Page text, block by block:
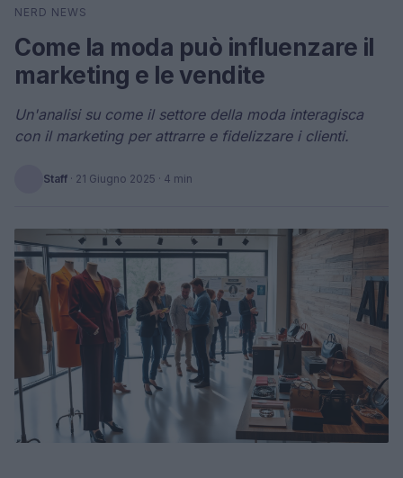
Cerca
NERD NEWS
Come la moda può influenzare il
marketing e le vendite
Un'analisi su come il settore della moda interagisca
con il marketing per attrarre e fidelizzare i clienti.
Staff · 21 Giugno 2025 · 4 min